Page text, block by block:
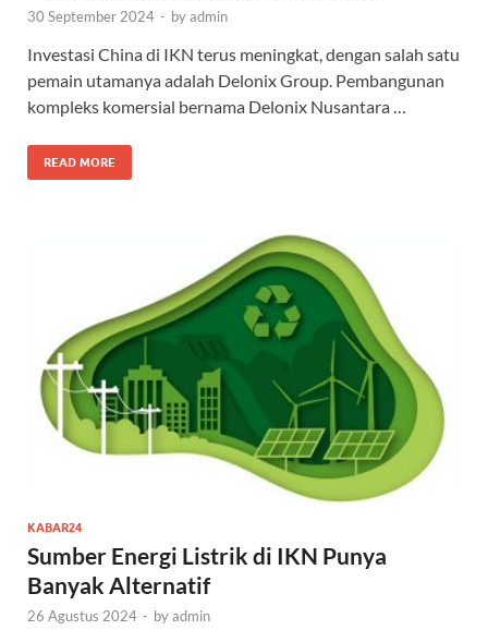
30 September 2024 - byadmin
Investasi China di IKN terus meningkat, dengan salah satu
pemain utamanya adalah Delonix Group. Pembangunan
kompleks komersial bernama Delonix Nusantara …
READ MORE
KABAR24
Sumber Energi Listrik di IKN Punya
Banyak Alternatif
26 Agustus 2024 - byadmin